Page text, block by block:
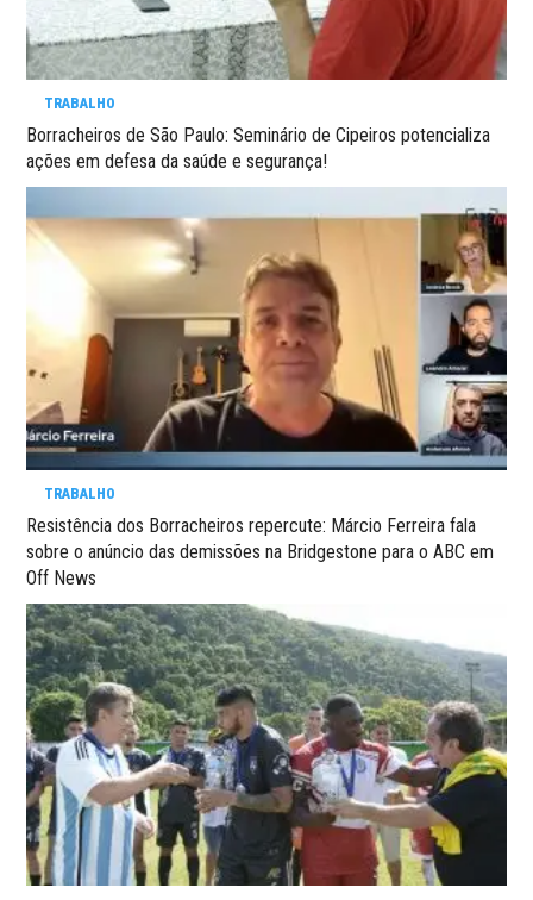
TRABALHO
Borracheiros de São Paulo: Seminário de Cipeiros potencializa
ações em defesa da saúde e segurança!
TRABALHO
Resistência dos Borracheiros repercute: Márcio Ferreira fala
sobre o anúncio das demissões na Bridgestone para o ABC em
Off News